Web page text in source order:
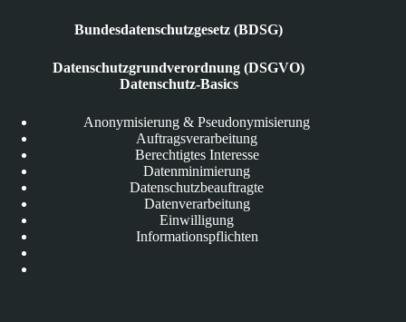
Bundesdatenschutzgesetz (BDSG)
Datenschutzgrundverordnung (DSGVO)
Datenschutz-Basics
Anonymisierung & Pseudonymisierung
Auftragsverarbeitung
Berechtigtes Interesse
Datenminimierung
Datenschutzbeauftragte
Datenverarbeitung
Einwilligung
Informationspflichten